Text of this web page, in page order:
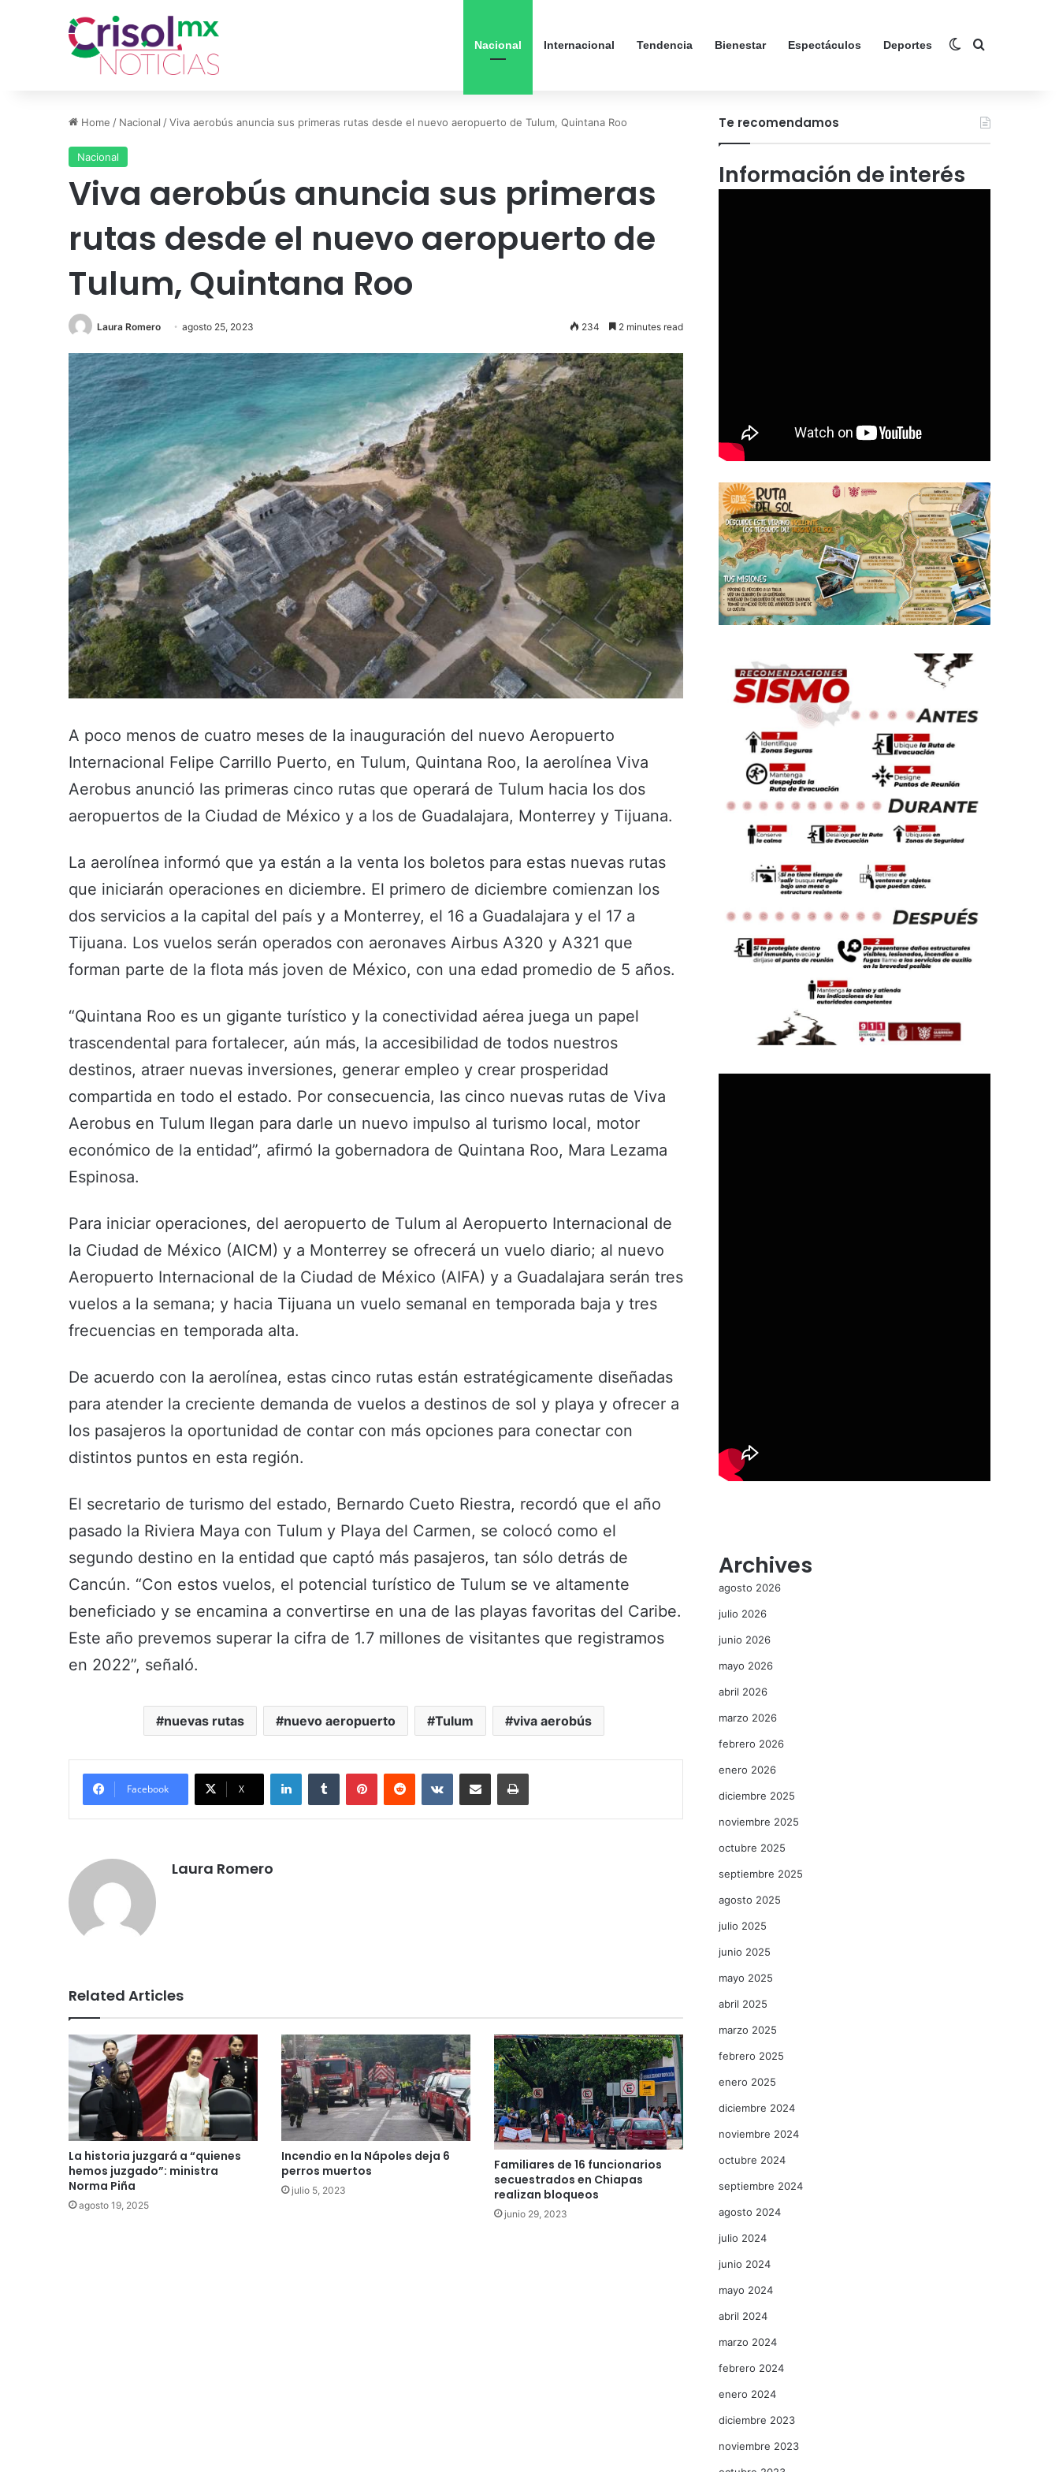
Nacional Internacional Tendencia Bienestar Espectáculos Deportes Switch skin
Search for
Home / Nacional /Viva aerobús anuncia sus primeras rutas desde el nuevo aeropuerto de Tulum, Quintana Roo
Nacional
Viva aerobús anuncia sus primeras
rutas desde el nuevo aeropuerto de
Tulum, Quintana Roo
Laura Romero agosto 25, 2023 234 2 minutes read
A poco menos de cuatro meses de la inauguración del nuevo Aeropuerto
Internacional Felipe Carrillo Puerto, en Tulum, Quintana Roo, la aerolínea Viva
Aerobus anunció las primeras cinco rutas que operará de Tulum hacia los dos
aeropuertos de la Ciudad de México y a los de Guadalajara, Monterrey y Tijuana.
La aerolínea informó que ya están a la venta los boletos para estas nuevas rutas
que iniciarán operaciones en diciembre. El primero de diciembre comienzan los
dos servicios a la capital del país y a Monterrey, el 16 a Guadalajara y el 17 a
Tijuana. Los vuelos serán operados con aeronaves Airbus A320 y A321 que
forman parte de la flota más joven de México, con una edad promedio de 5 años.
“Quintana Roo es un gigante turístico y la conectividad aérea juega un papel
trascendental para fortalecer, aún más, la accesibilidad de todos nuestros
destinos, atraer nuevas inversiones, generar empleo y crear prosperidad
compartida en todo el estado. Por consecuencia, las cinco nuevas rutas de Viva
Aerobus en Tulum llegan para darle un nuevo impulso al turismo local, motor
económico de la entidad”, afirmó la gobernadora de Quintana Roo, Mara Lezama
Espinosa.
Para iniciar operaciones, del aeropuerto de Tulum al Aeropuerto Internacional de
la Ciudad de México (AICM) y a Monterrey se ofrecerá un vuelo diario; al nuevo
Aeropuerto Internacional de la Ciudad de México (AIFA) y a Guadalajara serán tres
vuelos a la semana; y hacia Tijuana un vuelo semanal en temporada baja y tres
frecuencias en temporada alta.
De acuerdo con la aerolínea, estas cinco rutas están estratégicamente diseñadas
para atender la creciente demanda de vuelos a destinos de sol y playa y ofrecer a
los pasajeros la oportunidad de contar con más opciones para conectar con
distintos puntos en esta región.
El secretario de turismo del estado, Bernardo Cueto Riestra, recordó que el año
pasado la Riviera Maya con Tulum y Playa del Carmen, se colocó como el
segundo destino en la entidad que captó más pasajeros, tan sólo detrás de
Cancún. “Con estos vuelos, el potencial turístico de Tulum se ve altamente
beneficiado y se encamina a convertirse en una de las playas favoritas del Caribe.
Este año prevemos superar la cifra de 1.7 millones de visitantes que registramos
en 2022”, señaló.
nuevas rutas nuevo aeropuerto Tulum viva aerobús
Facebook X
Laura Romero
Related Articles
La historia juzgará a “quienes
hemos juzgado”: ministra
Norma Piña
agosto 19, 2025
Incendio en la Nápoles deja 6
perros muertos
julio 5, 2023
Familiares de 16 funcionarios
secuestrados en Chiapas
realizan bloqueos
junio 29, 2023
Te recomendamos
Información de interés
Archives
agosto 2026
julio 2026
junio 2026
mayo 2026
abril 2026
marzo 2026
febrero 2026
enero 2026
diciembre 2025
noviembre 2025
octubre 2025
septiembre 2025
agosto 2025
julio 2025
junio 2025
mayo 2025
abril 2025
marzo 2025
febrero 2025
enero 2025
diciembre 2024
noviembre 2024
octubre 2024
septiembre 2024
agosto 2024
julio 2024
junio 2024
mayo 2024
abril 2024
marzo 2024
febrero 2024
enero 2024
diciembre 2023
noviembre 2023